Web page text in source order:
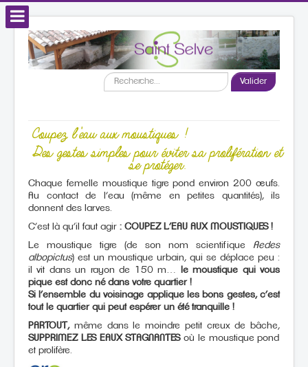
Recherche Valider
ACCUEIL
SAINT SELVE &
VOUSCADRE DE VIE COMMERCES / EMPLOI
CULTURE & SPORT
SOLIDARITE & SANTE AGENDA21
Coupez l’eau aux moustiques !
Des gestes simples pour éviter sa prolifération et
se protéger.
Chaque femelle moustique tigre pond environ 200 œufs.
Au contact de l’eau (même en petites quantités), ils
donnent des larves.
C’est là qu’il faut agir : COUPEZ L’EAU AUX MOUSTIQUES !
Le moustique tigre (de son nom scientifique Aedes
albopictus) est un moustique urbain, qui se déplace peu :
il vit dans un rayon de 150 m… le moustique qui vous
pique est donc né dans votre quartier !
Si l’ensemble du voisinage applique les bons gestes, c’est
tout le quartier qui peut espérer un été tranquille !
PARTOUT,même dans le moindre petit creux de bâche,
SUPPRIMEZ LES EAUX STAGNANTESoù le moustique pond
et prolifère.